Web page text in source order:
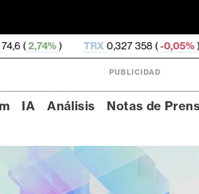
0,327 358 ( -0,05% ) HYPE 54,37 (-
PUBLICIDAD
IA Análisis Notas de